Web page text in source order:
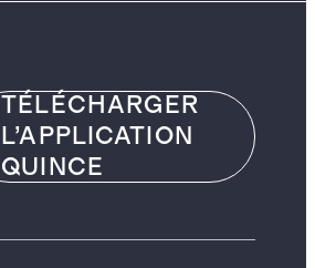
TÉLÉCHARGER
L’APPLICATION
QUINCE